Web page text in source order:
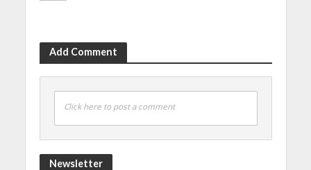
Add Comment
Click here to post a comment
Newsletter